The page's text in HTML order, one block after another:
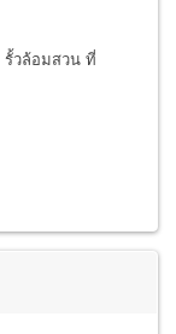
รั้วล้อมสวน ที่